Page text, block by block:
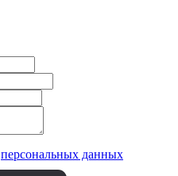
персональных данных